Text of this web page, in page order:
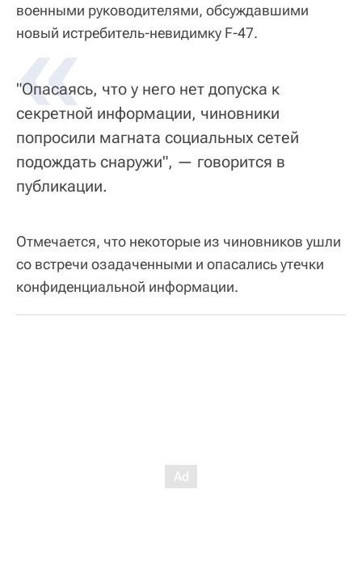
военными руководителями, обсуждавшими
новый истребитель-невидимку F-47.
«
"Опасаясь, что у него нет допуска к
секретной информации, чиновники
попросили магната социальных сетей
подождать снаружи", — говорится в
публикации.
Отмечается, что некоторые из чиновников ушли
со встречи озадаченными и опасались утечки
конфиденциальной информации.